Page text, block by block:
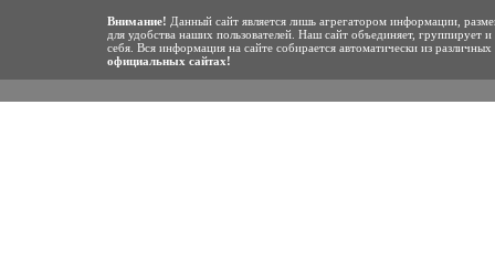
Внимание! Данный сайт является лишь агрегатором информации,
для удобства наших пользователей. Наш сайт объединяет,
себя. Вся информация на сайте собирается автоматически из
официальных сайтах!